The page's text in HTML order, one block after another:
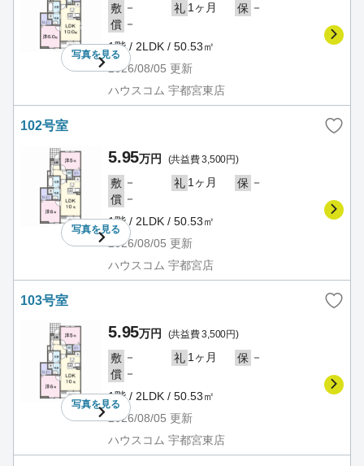
写真を見る
敷 － 礼 1ヶ月 保 －
償 －
1階 / 2LDK / 50.53㎡
2026/08/05 更新
ハウスコム 宇都宮東店
102号室
写真を見る
5.95万円 (共益費 3,500円)
敷 － 礼 1ヶ月 保 －
償 －
1階 / 2LDK / 50.53㎡
2026/08/05 更新
ハウスコム 宇都宮店
103号室
写真を見る
5.95万円 (共益費 3,500円)
敷 － 礼 1ヶ月 保 －
償 －
1階 / 2LDK / 50.53㎡
2026/08/05 更新
ハウスコム 宇都宮東店